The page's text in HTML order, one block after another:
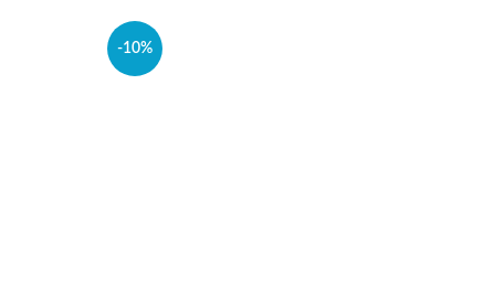
-10%